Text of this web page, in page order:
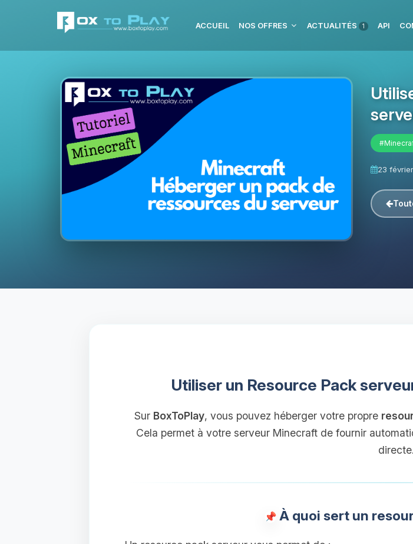
ACCUEIL NOS OFFRES ACTUALITÉS 1 API
23
Utiliser un Resource Pack
Sur BoxToPlay, vous pouvez héberger votre propre
Cela permet à votre serveur Minecraft de fournir
directe.
À quoi sert un